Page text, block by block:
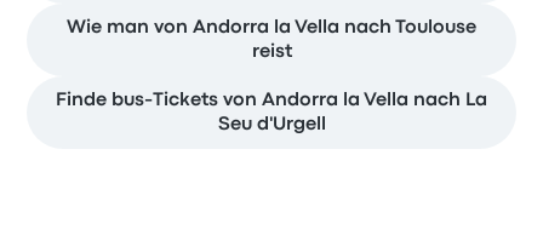
Wie man von Andorra la Vella nach Toulouse
reist
Finde bus-Tickets von Andorra la Vella nach La
Seu d'Urgell